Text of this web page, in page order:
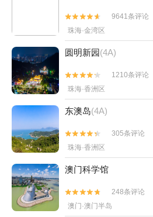


9641条评论
珠海·金湾区
圆明新园(4A)


1210条评论
珠海·香洲区
东澳岛(4A)


305条评论
珠海·香洲区
澳门科学馆


248条评论
澳门·澳门半岛